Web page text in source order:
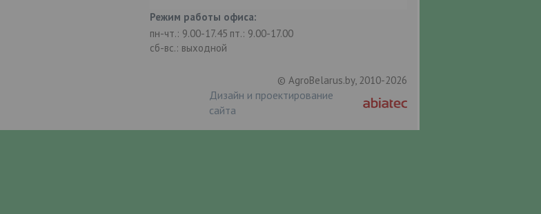
Режим работы офиса:
пн-чт.: 9.00-17.45 пт.: 9.00-17.00
сб-вс.: выходной
© AgroBelarus.by, 2010-2026
Дизайн и проектирование
сайта